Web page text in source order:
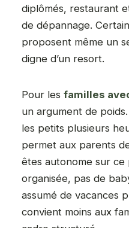
diplômés, restaurant
de dépannage.
proposent même un
digne d’un resort.
Pour les familles
un argument de
les petits plusieurs
permet aux parents
êtes autonome sur ce
organisée, pas de
assumé de vacances
convient moins aux